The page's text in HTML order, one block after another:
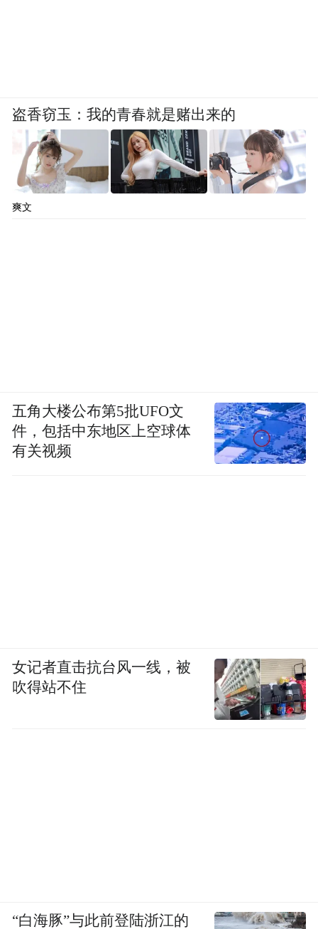
盗香窃玉：我的青春就是赌出来的
爽文
五角大楼公布第5批UFO文
件，包括中东地区上空球体
有关视频
女记者直击抗台风一线，被
吹得站不住
“白海豚”与此前登陆浙江的